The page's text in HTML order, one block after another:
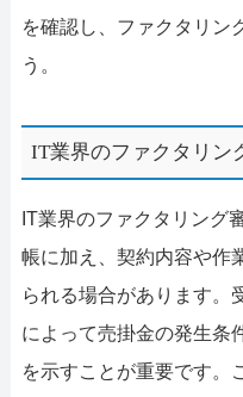
を確認し、ファクタリン
う。
IT業界のファクタリン
IT業界のファクタリング
帳に加え、契約内容や作
られる場合があります。
によって売掛金の発生条
を示すことが重要です。